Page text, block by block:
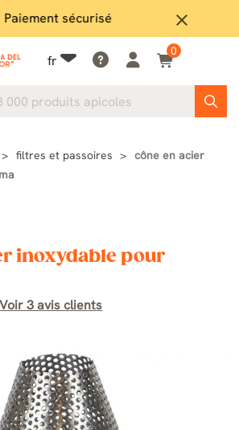
close
sécurisé
fr
0
filtres et passoires
cône en acier
inoxydable pour
Voir 3 avis clients